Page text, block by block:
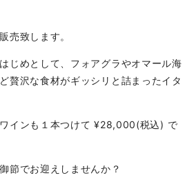
売致します。
じめとして、フォアグラやオマール海
贅沢な食材がギッシリと詰まったイタ
インも１本つけて ¥28,000(税込) で
節でお迎えしませんか？